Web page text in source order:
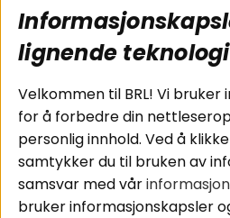
Koblingsguide for
subwoofers
Tilkobling av
bilforsterker
Koblingsguide for
midbasser
Butikker
Våre ambassadører
- Team BRL
lignende
Velkommen til BRL! Vi
for å forbedre din
personlig innhold. Ved å
samtykker du til bruken av
samsvar med vår
bruker informasjonskapsler